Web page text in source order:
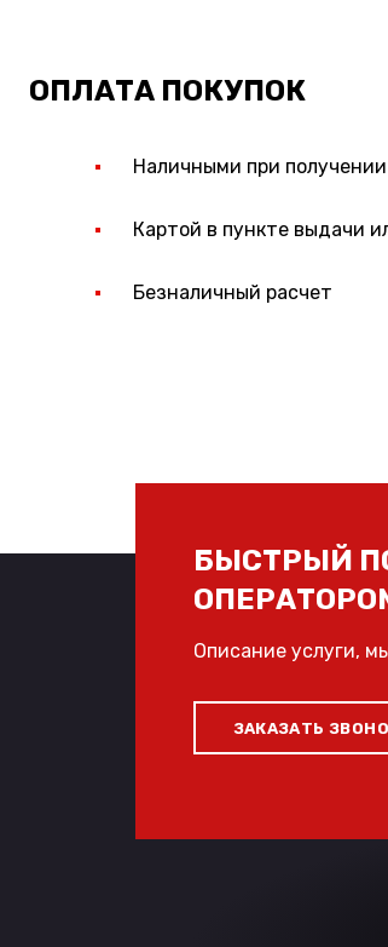
ОПЛАТА ПОКУПОК
Наличными при получении
Картой в пункте выдачи
Безналичный расчет
БЫСТРЫЙ
Описание услуги,
ЗАКАЗАТЬ